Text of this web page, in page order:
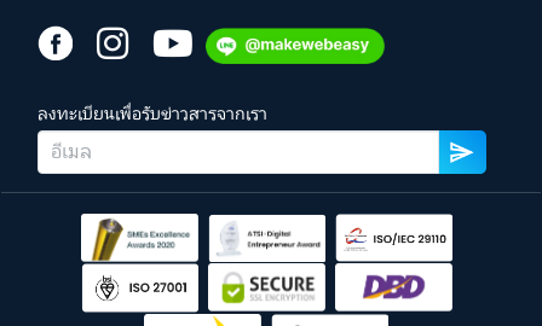
ลงทะเบียนเพื่อรับข่าวสารจากเรา